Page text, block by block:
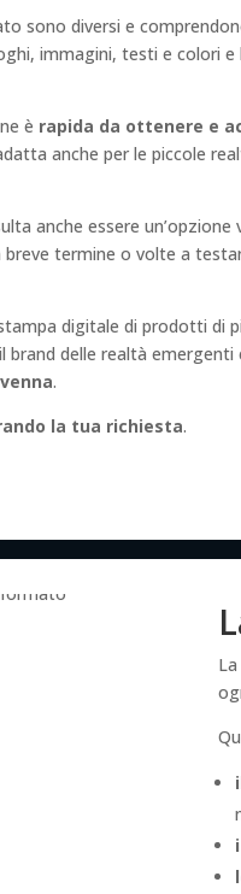
sono diversi e
immagini, testi e colori e
è rapida da ottenere e
anche per le piccole
anche essere un’opzione
breve termine o volte a
digitale di prodotti di
delle realtà emergenti
.
la tua richiesta.